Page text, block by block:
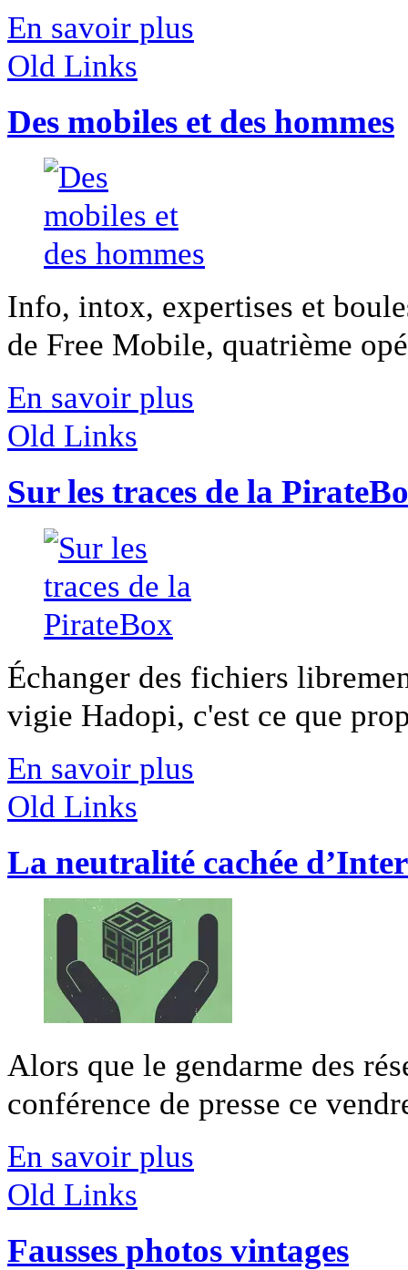
En savoir plus
Old Links
Des mobiles et des hommes
Info, intox, expertises et
de Free Mobile, quatrième
En savoir plus
Old Links
Sur les traces de la
Échanger des fichiers
vigie Hadopi, c'est ce que
En savoir plus
Old Links
La neutralité cachée
Alors que le gendarme des
conférence de presse ce
En savoir plus
Old Links
Fausses photos vintages